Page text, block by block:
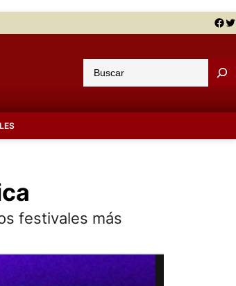
Facebook Twitter
u
a
festivales más